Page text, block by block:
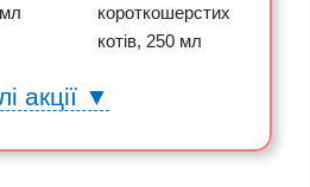
короткошерстих
котів, 250 мл
акції ▼